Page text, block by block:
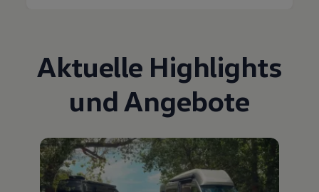
Aktuelle Highlights
und Angebote